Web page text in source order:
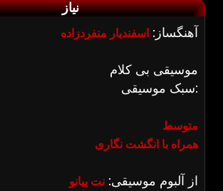
نیاز
آهنگساز: اسفندیار منفردزاده
موسیقی بی کلام
سبک موسیقی:
متوسط
همراه با انگشت نگاری
از آلبوم موسیقی: نت پیانو